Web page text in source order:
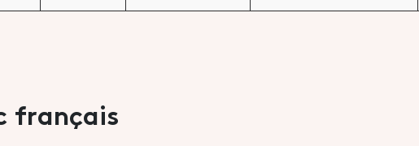
français